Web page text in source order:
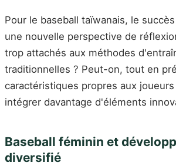
Pour le baseball taïwanais, le
une nouvelle perspective de
trop attachés aux méthodes
traditionnelles ? Peut-on, tout en
caractéristiques propres aux
intégrer davantage d'éléments
Baseball féminin et
diversifié